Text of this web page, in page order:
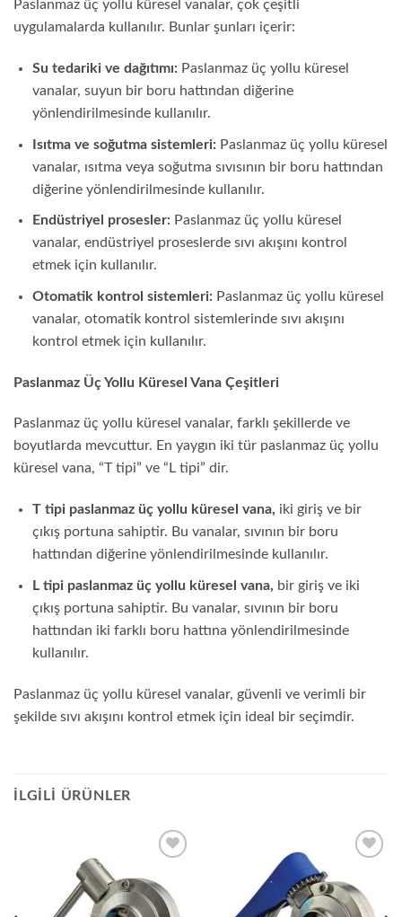
Paslanmaz üç yollu küresel vanalar, çok çeşitli
uygulamalarda kullanılır. Bunlar şunları içerir:
Su tedariki ve dağıtımı:Paslanmaz üç yollu küresel
vanalar, suyun bir boru hattından diğerine
yönlendirilmesinde kullanılır.
Isıtma ve soğutma sistemleri:Paslanmaz üç yollu küresel
vanalar, ısıtma veya soğutma sıvısının bir boru hattından
diğerine yönlendirilmesinde kullanılır.
Endüstriyel prosesler:Paslanmaz üç yollu küresel
vanalar, endüstriyel proseslerde sıvı akışını kontrol
etmek için kullanılır.
Otomatik kontrol sistemleri:Paslanmaz üç yollu küresel
vanalar, otomatik kontrol sistemlerinde sıvı akışını
kontrol etmek için kullanılır.
Paslanmaz Üç Yollu Küresel Vana Çeşitleri
Paslanmaz üç yollu küresel vanalar, farklı şekillerde ve
boyutlarda mevcuttur. En yaygın iki tür paslanmaz üç yollu
küresel vana, “T tipi” ve “L tipi” dir.
T tipi paslanmaz üç yollu küresel vana, iki giriş ve bir
çıkış portuna sahiptir. Bu vanalar, sıvının bir boru
hattından diğerine yönlendirilmesinde kullanılır.
L tipi paslanmaz üç yollu küresel vana, bir giriş ve iki
çıkış portuna sahiptir. Bu vanalar, sıvının bir boru
hattından iki farklı boru hattına yönlendirilmesinde
kullanılır.
Paslanmaz üç yollu küresel vanalar, güvenli ve verimli bir
şekilde sıvı akışını kontrol etmek için ideal bir seçimdir.
İLGILI ÜRÜNLER
wishlist
wishlist